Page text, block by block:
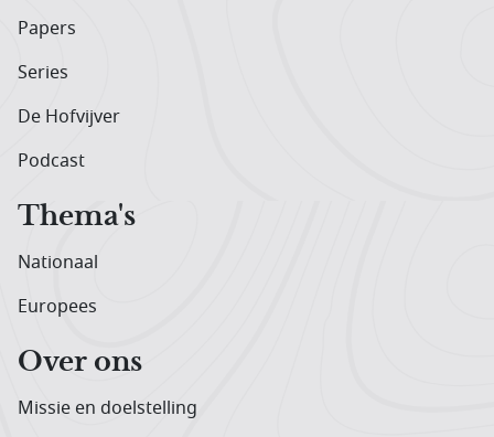
Papers
Series
De Hofvijver
Podcast
Thema's
Nationaal
Europees
Over ons
Missie en doelstelling